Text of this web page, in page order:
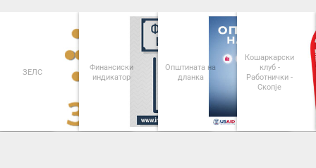
ЗЕЛС
Финансиски
индикатор
Општината на
дланка
Кошаркарски
клуб -
Работнички -
Скопје